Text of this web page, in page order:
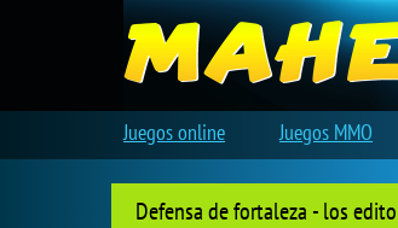
Defensa de fortaleza - los
Juegos online Juegos MMO